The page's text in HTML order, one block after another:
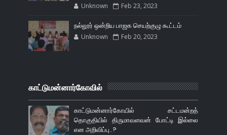
Unknown Feb 23, 2023
நல்லூர் ஒன்றிய பாஜக செயற்குழு கூட்டம்
Unknown Feb 20, 2023
காட்டுமன்னார்கோவில்
காட்டுமன்னார்கோயில் சட்டமன்றத்
தொகுதியில் திருமாவளவன் போட்டி இல்லை
என அறிவிப்பு..?